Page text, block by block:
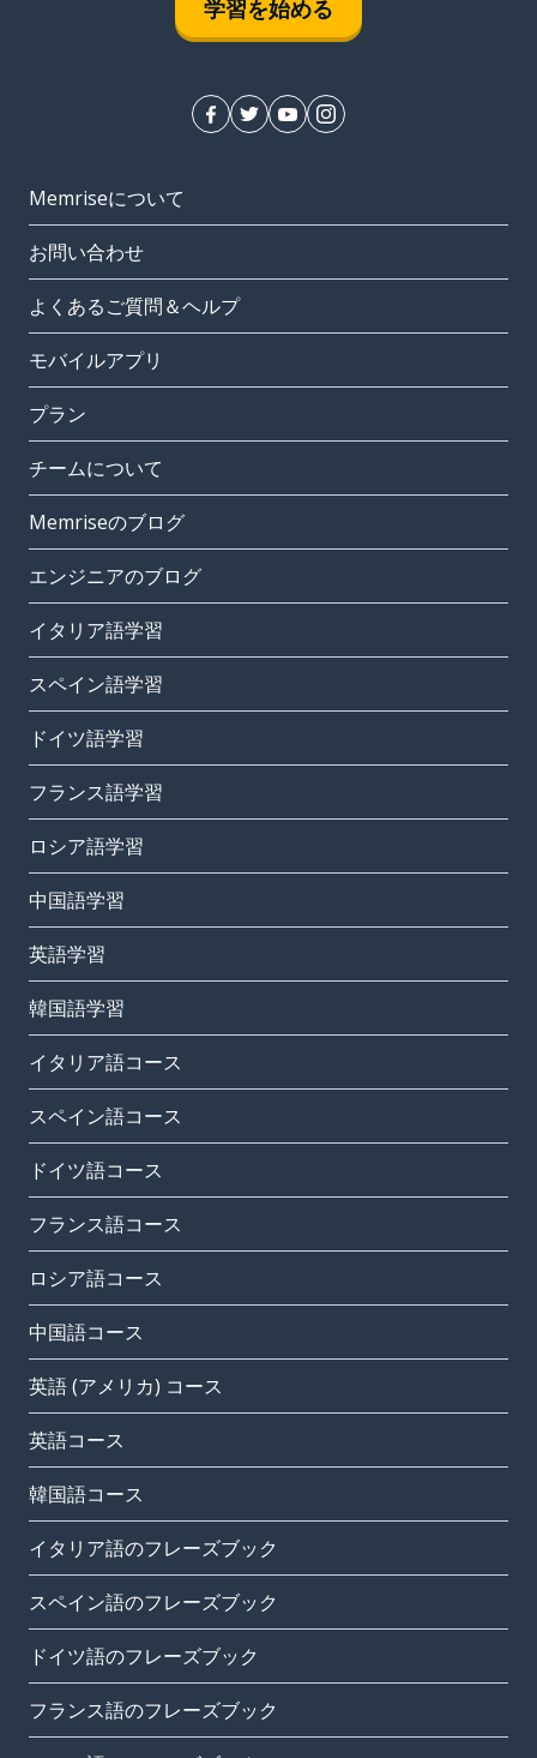
学習を始める
Memriseについて
お問い合わせ
よくあるご質問＆ヘルプ
モバイルアプリ
プラン
チームについて
Memriseのブログ
エンジニアのブログ
イタリア語学習
スペイン語学習
ドイツ語学習
フランス語学習
ロシア語学習
中国語学習
英語学習
韓国語学習
イタリア語コース
スペイン語コース
ドイツ語コース
フランス語コース
ロシア語コース
中国語コース
英語 (アメリカ) コース
英語コース
韓国語コース
イタリア語のフレーズブック
スペイン語のフレーズブック
ドイツ語のフレーズブック
フランス語のフレーズブック